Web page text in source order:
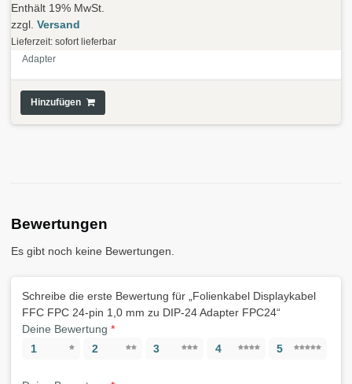
Enthält 19% MwSt.
zzgl. Versand
Lieferzeit: sofort lieferbar
Adapter
Hinzufügen
Bewertungen
Es gibt noch keine Bewertungen.
Schreibe die erste Bewertung für „Folienkabel Displaykabel
FFC FPC 24-pin 1,0 mm zu DIP-24 Adapter FPC24“
Deine Bewertung *
1
2 3 4 5